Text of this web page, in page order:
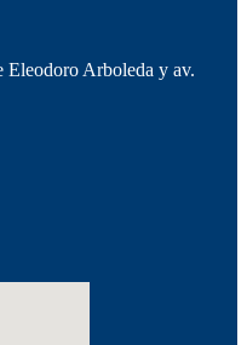
Arboleda y av.